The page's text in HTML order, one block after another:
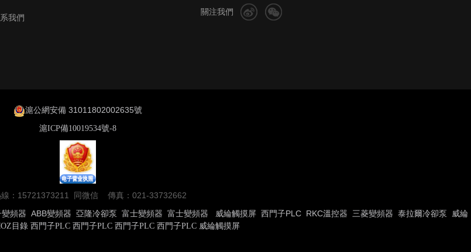
我們
關注我們
滬公網安備 31011802002635號
滬ICP備10019534號-8
線：15721373211 同微信 傳真：021-33732662
頻器 ABB變頻器 亞隆冷卻泵 富士變頻器 富士變頻器 威綸觸摸屏 西門子PLC RKC溫控器 三菱變頻器 泰拉爾冷卻泵
威綸
目錄 西門子PLC 西門子PLC 西門子PLC 西門子PLC 威綸觸摸屏